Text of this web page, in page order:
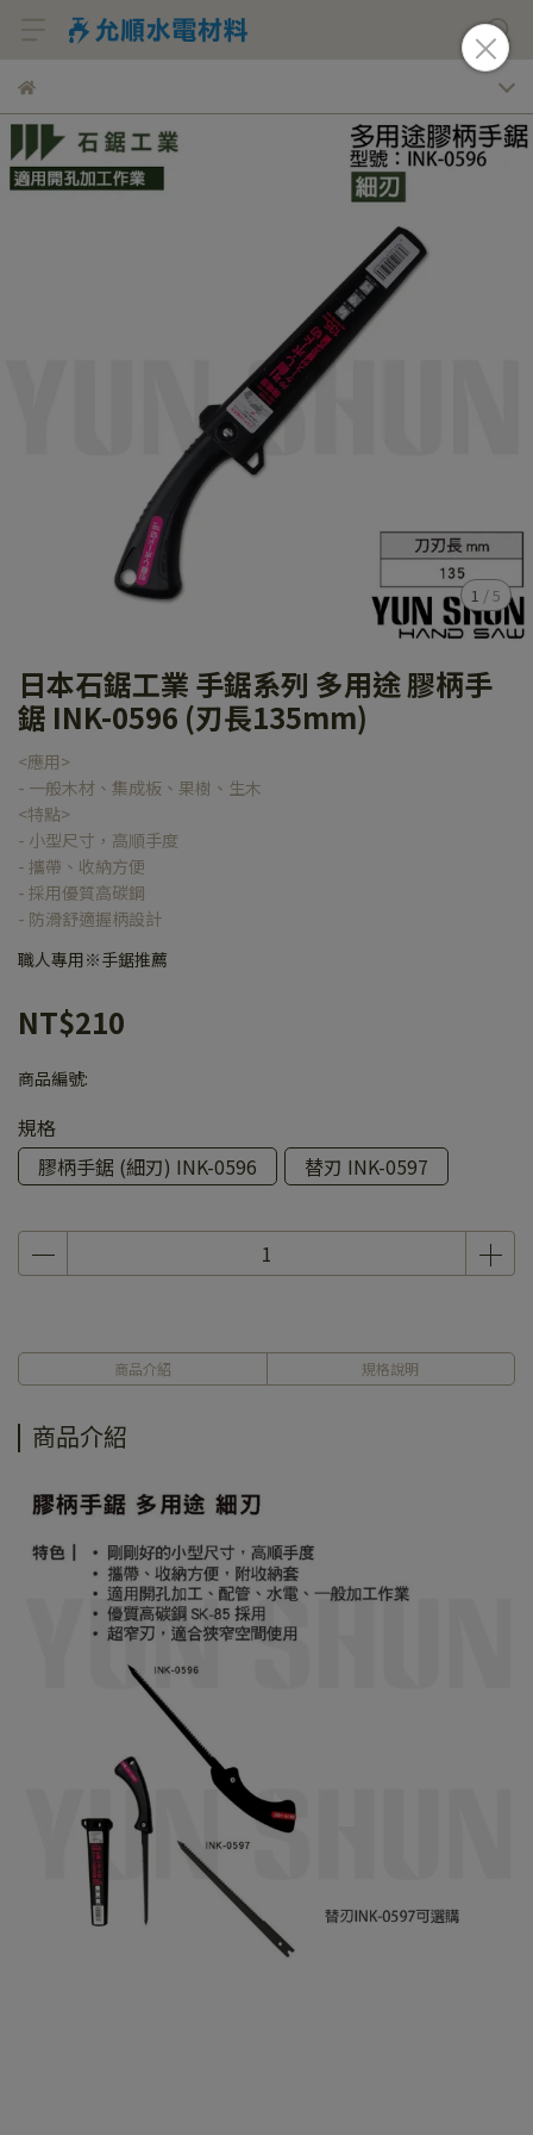
1 /5
日本石鋸工業 手鋸系列 多用途 膠柄手
鋸 INK-0596 (刃長135mm)
<應用>
- 一般木材、集成板、果樹、生木
<特點>
- 小型尺寸，高順手度
- 攜帶、收納方便
- 採用優質高碳鋼
- 防滑舒適握柄設計
職人專用※手鋸推薦
NT$210
商品編號:
規格
膠柄手鋸 (細刃) INK-0596
替刃 INK-0597
商品介紹 規格說明
商品介紹